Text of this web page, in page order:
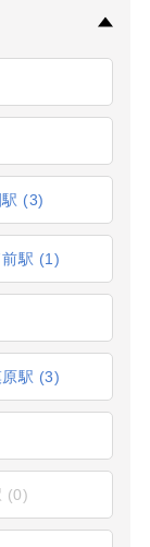
(3)
駅 (1)
駅 (3)
(0)